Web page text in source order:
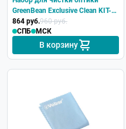
GreenBean Exclusive Clean KIT-
03
864 руб.960 руб.
СПБ
МСК
В корзину